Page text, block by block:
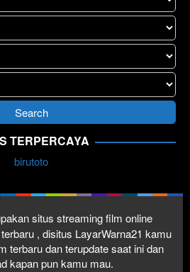
TERPERCAYA
birutoto
situs streaming film online
, disitus LayarWarna21 kamu
terbaru dan terupdate saat ini dan
kapan pun kamu mau.